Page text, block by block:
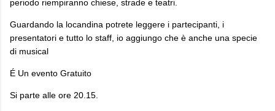
periodo riempiranno chiese, strade e teatri.
Guardando la locandina potrete leggere i partecipanti, i
presentatori e tutto lo staff, io aggiungo che è anche una specie
di musical
É Un evento Gratuito
Si parte alle ore 20.15.